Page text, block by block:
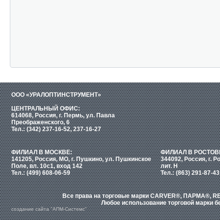
ООО «УРАЛОПТИНСТРУМЕНТ»
ЦЕНТРАЛЬНЫЙ ОФИС:
614068, Россия, г. Пермь, ул. Павла
Преображенского, 6
Тел.: (342) 237-16-52, 237-16-27
ФИЛИАЛ В МОСКВЕ:
141205, Россия, МО, г. Пушкино, ул. Пушкинское
Поле, вл. 10с1, вход 142
Тел.: (499) 608-06-59
ФИЛИАЛ В
344092, Россия, г.
лит. Н
Тел.: (863) 291-87-43
Все права на торговые марки CARVER®, ПАРМА®,
Любое использование торговой марки
создание сайта "АПМ-Системс"